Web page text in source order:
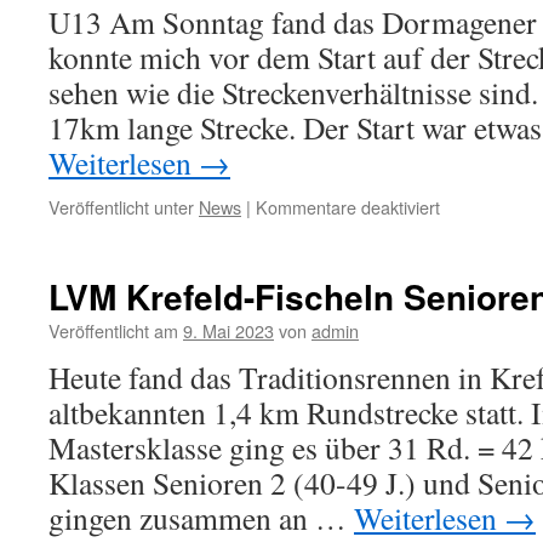
U13 Am Sonntag fand das
konnte mich vor dem Start auf der
sehen wie die Streckenverhältnisse
17km lange Strecke. Der Start war
Weiterlesen →
Veröffentlicht unter News | Kommentare deaktiviert
Rennberichte
LVM Krefeld-Fischeln
Veröffentlicht am 9. Mai 2023 von admin
Heute fand das Traditionsrennen in
altbekannten 1,4 km Rundstrecke statt.
Mastersklasse ging es über 31 Rd. =
Klassen Senioren 2 (40-49 J.) und
gingen zusammen an … Weiterlesen →